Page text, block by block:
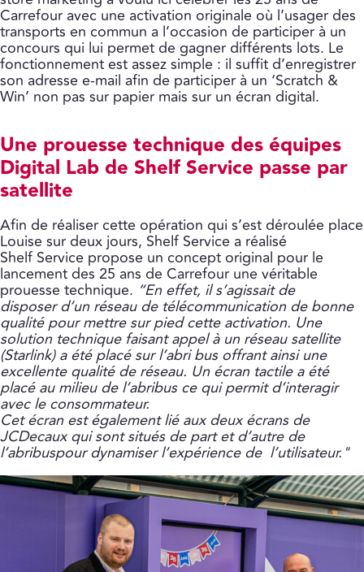
Carrefour avec une activation origi­nale où l’usager des
transports en commun a l’occasion de participer à un
concours qui lui permet de gagner différents lots. Le
fonction­nement est assez simple : il suffit d’enregistrer
son adresse e-mail afin de participer à un ‘Scratch &
Win’ non pas sur papier mais sur un écran digital.
Une prouesse technique des équipes
Digital Lab de Shelf Service passe par
satellite
Afin de réaliser cette opération qui s’est déroulée place
Louise sur deux jours, Shelf Service a réalisé
Shelf Service propose un concept original pour le
lancement des 25 ans de Carrefour une véritable
prouesse technique. “En effet, il s’agissait de
disposer d’un réseau de télécommunication de bonne
qualité pour mettre sur pied cette activation. Une
solution technique faisant appel à un réseau satellite
(Starlink) a été placé sur l’abri bus offrant ainsi une
excellente qualité de réseau. Un écran tactile a été
placé au milieu de l’abribus ce qui permit d’interagir
avec le consommateur.
Cet écran est également lié aux deux écrans de
JCDecaux qui sont situés de part et d’autre de
l’abribuspour dynamiser l’expérience de l’utilisateur."